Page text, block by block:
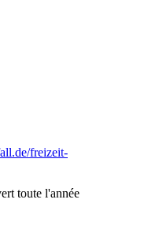
freizeit-
toute l'année